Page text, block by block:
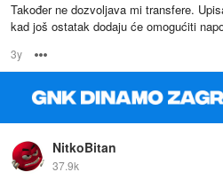
Također ne dozvoljava mi transfere.
kad još ostatak dodaju će omogućiti
3y
NitkoBitan
37.9k